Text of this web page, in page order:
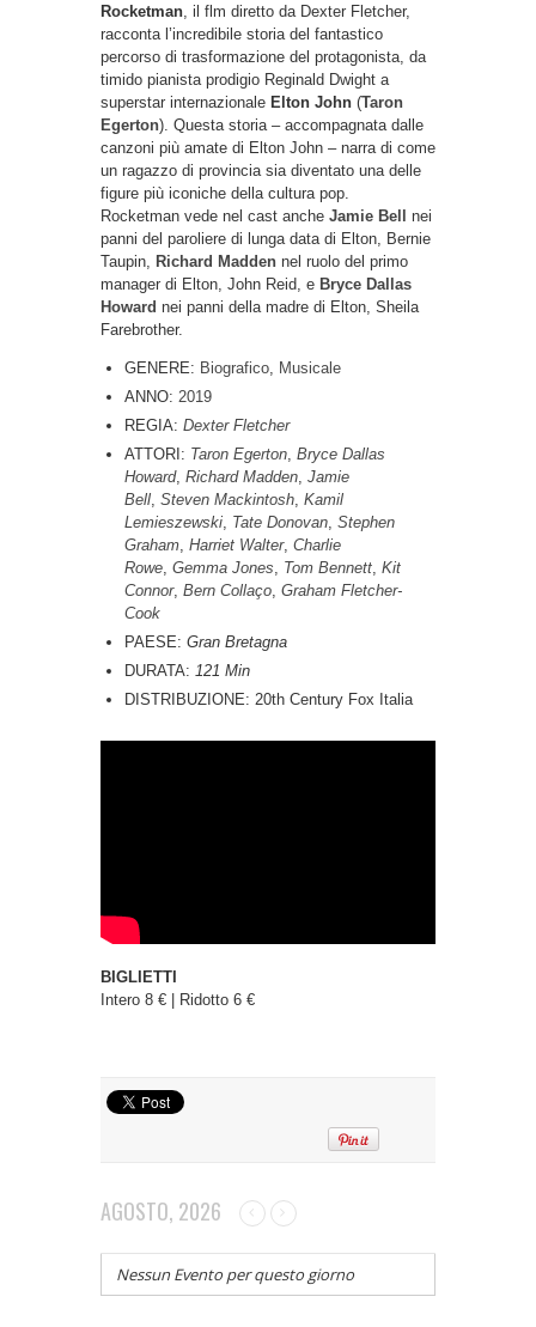
Rocketman , il flm diretto da Dexter Fletcher,
racconta l’incredibile storia del fantastico
percorso di trasformazione del protagonista, da
timido pianista prodigio Reginald Dwight a
superstar internazionale Elton John (Taron
Egerton). Questa storia – accompagnata dalle
canzoni più amate di Elton John – narra di come
un ragazzo di provincia sia diventato una delle
figure più iconiche della cultura pop.
Rocketman vede nel cast anche Jamie Bell
nei
panni del paroliere di lunga data di Elton, Bernie
Taupin,
Richard Madden nel ruolo del primo
manager di Elton, John Reid, e Bryce Dallas
Howard nei panni della madre di Elton, Sheila
Farebrother.
GENERE: Biografico
Musicale
ANNO: 2019
REGIA: Dexter Fletcher
ATTORI: Taron Egerton Bryce Dallas
Howard, Richard Madden Jamie
Bell Steven Mackintosh Kamil
Lemieszewski Tate Donovan Stephen
Graham Harriet Walter, Charlie
Rowe Gemma Jones Tom Bennett Kit
Connor, Bern Collaço Graham Fletcher-
Cook
PAESE: Gran Bretagna
DURATA: 121 Min
DISTRIBUZIONE: 20th Century Fox Italia
BIGLIETTI
Intero 8 € | Ridotto 6 €
AGOSTO, 2026
Nessun Evento per questo giorno